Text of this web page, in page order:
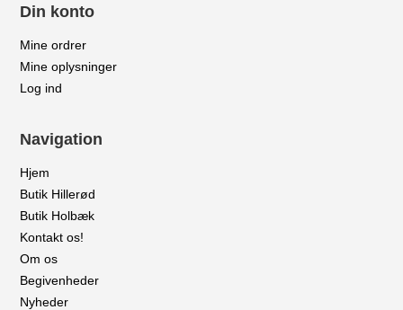
Din konto
Mine ordrer
Mine oplysninger
Log ind
Navigation
Hjem
Butik Hillerød
Butik Holbæk
Kontakt os!
Om os
Begivenheder
Nyheder